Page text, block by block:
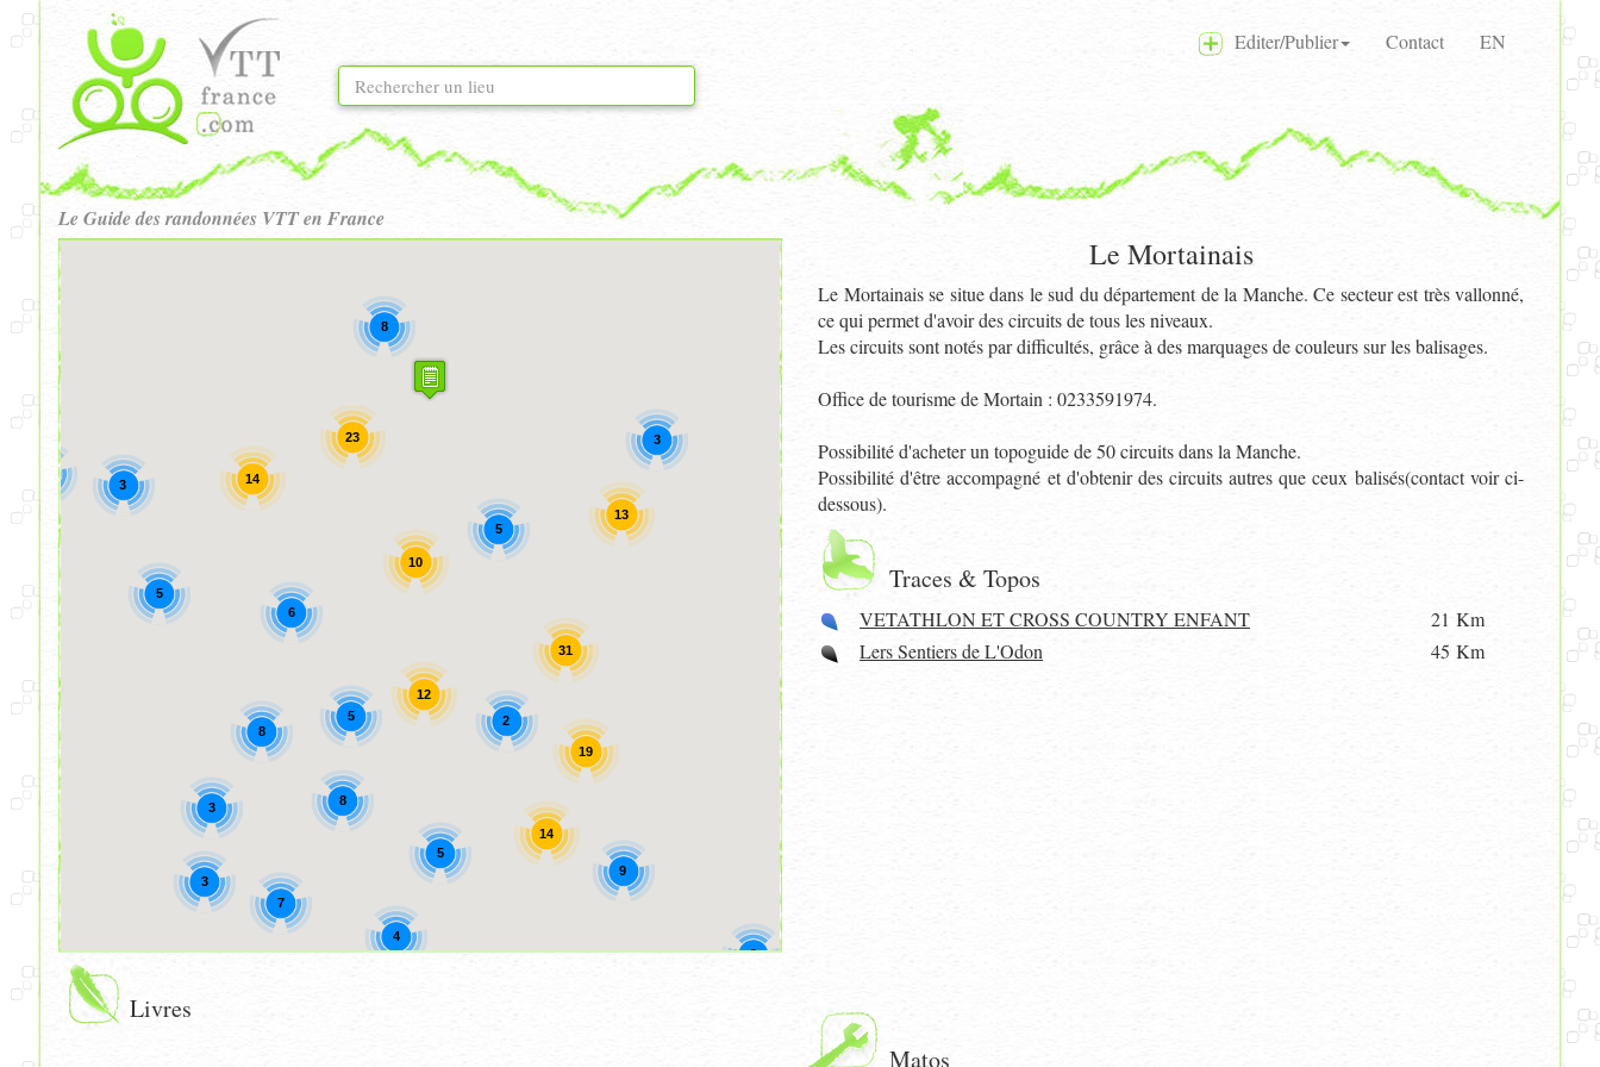
Editer/Publier Contact EN
Le Guide des randonnées VTT en France
14
23
10
31
14
6
8
3
8
9
13
12
3
4
8
5
19
7
2
3
5
5
5
3
2
Livres
Le Mortainais
Le Mortainais se situe dans le sud du département de la Manche. Ce secteur est très vallonné,
ce qui permet d'avoir des circuits de tous les niveaux.
Les circuits sont notés par difficultés, grâce à des marquages de couleurs sur les balisages.
Office de tourisme de Mortain : 0233591974.
Possibilité d'acheter un topoguide de 50 circuits dans la Manche.
Possibilité d'être accompagné et d'obtenir des circuits autres que ceux balisés(contact voir ci-
dessous).
Traces & Topos
VETATHLON ET CROSS COUNTRY ENFANT
21 Km
Lers Sentiers de L'Odon
45 Km
Matos